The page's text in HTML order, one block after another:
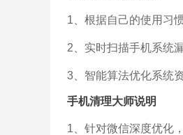
1、根据自己的使用习
2、实时扫描手机系统
3、智能算法优化系统
手机清理大师说明
1、针对微信深度优化